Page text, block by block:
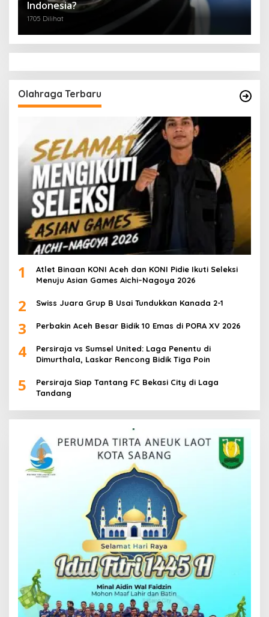
Indonesia?
1705 Dilihat
Olahraga Terbaru
1
Atlet Binaan KONI Aceh dan KONI Pidie Ikuti Seleksi
Menuju Asian Games Aichi–Nagoya 2026
2 Swiss Juara Grup B Usai Tundukkan Kanada 2-1
3 Perbakin Aceh Besar Bidik 10 Emas di PORA XV 2026
4
Persiraja vs Sumsel United: Laga Penentu di
Dimurthala, Laskar Rencong Bidik Tiga Poin
5
Persiraja Siap Tantang FC Bekasi City di Laga
Tandang